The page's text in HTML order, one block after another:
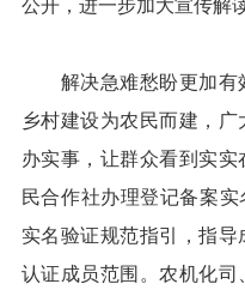
公开，进一步加大宣传解
解决急难愁盼更加有效
乡村建设为农民而建，
办实事，让群众看到实
民合作社办理登记备案
实名验证规范指引，指
认证成员范围。农机化